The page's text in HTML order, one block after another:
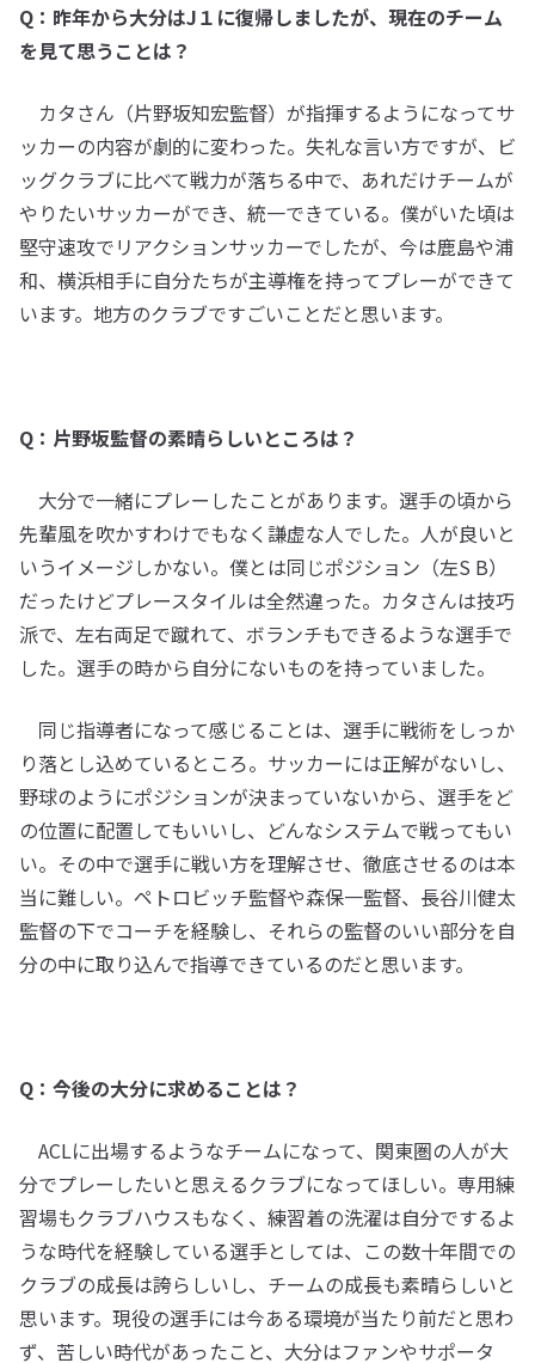
Q：昨年から大分はJ１に復帰しましたが、現在のチーム
を見て思うことは？
カタさん（片野坂知宏監督）が指揮するようになってサ
ッカーの内容が劇的に変わった。失礼な言い方ですが、ビ
ッグクラブに比べて戦力が落ちる中で、あれだけチームが
やりたいサッカーができ、統一できている。僕がいた頃は
堅守速攻でリアクションサッカーでしたが、今は鹿島や浦
和、横浜相手に自分たちが主導権を持ってプレーができて
います。地方のクラブですごいことだと思います。
Q：片野坂監督の素晴らしいところは？
大分で一緒にプレーしたことがあります。選手の頃から
先輩風を吹かすわけでもなく謙虚な人でした。人が良いと
いうイメージしかない。僕とは同じポジション（左S B）
だったけどプレースタイルは全然違った。カタさんは技巧
派で、左右両足で蹴れて、ボランチもできるような選手で
した。選手の時から自分にないものを持っていました。
同じ指導者になって感じることは、選手に戦術をしっか
り落とし込めているところ。サッカーには正解がないし、
野球のようにポジションが決まっていないから、選手をど
の位置に配置してもいいし、どんなシステムで戦ってもい
い。その中で選手に戦い方を理解させ、徹底させるのは本
当に難しい。ペトロビッチ監督や森保一監督、長谷川健太
監督の下でコーチを経験し、それらの監督のいい部分を自
分の中に取り込んで指導できているのだと思います。
Q：今後の大分に求めることは？
ACLに出場するようなチームになって、関東圏の人が大
分でプレーしたいと思えるクラブになってほしい。専用練
習場もクラブハウスもなく、練習着の洗濯は自分でするよ
うな時代を経験している選手としては、この数十年間での
クラブの成長は誇らしいし、チームの成長も素晴らしいと
思います。現役の選手には今ある環境が当たり前だと思わ
ず、苦しい時代があったこと、大分はファンやサポータ